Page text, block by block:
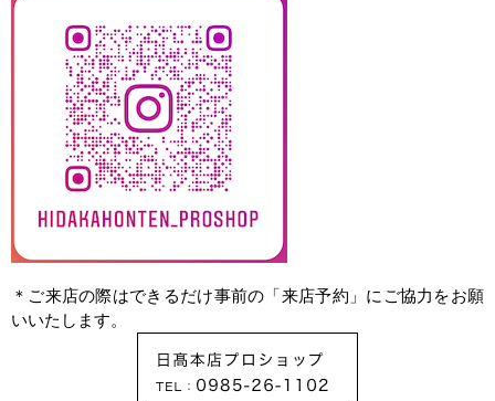
＊ご来店の際はできるだけ事前の「来店予約」にご協力をお願
いいたします。